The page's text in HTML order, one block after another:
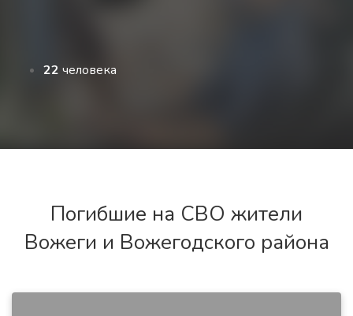
22 человека
Погибшие на СВО жители
Вожеги и Вожегодского района